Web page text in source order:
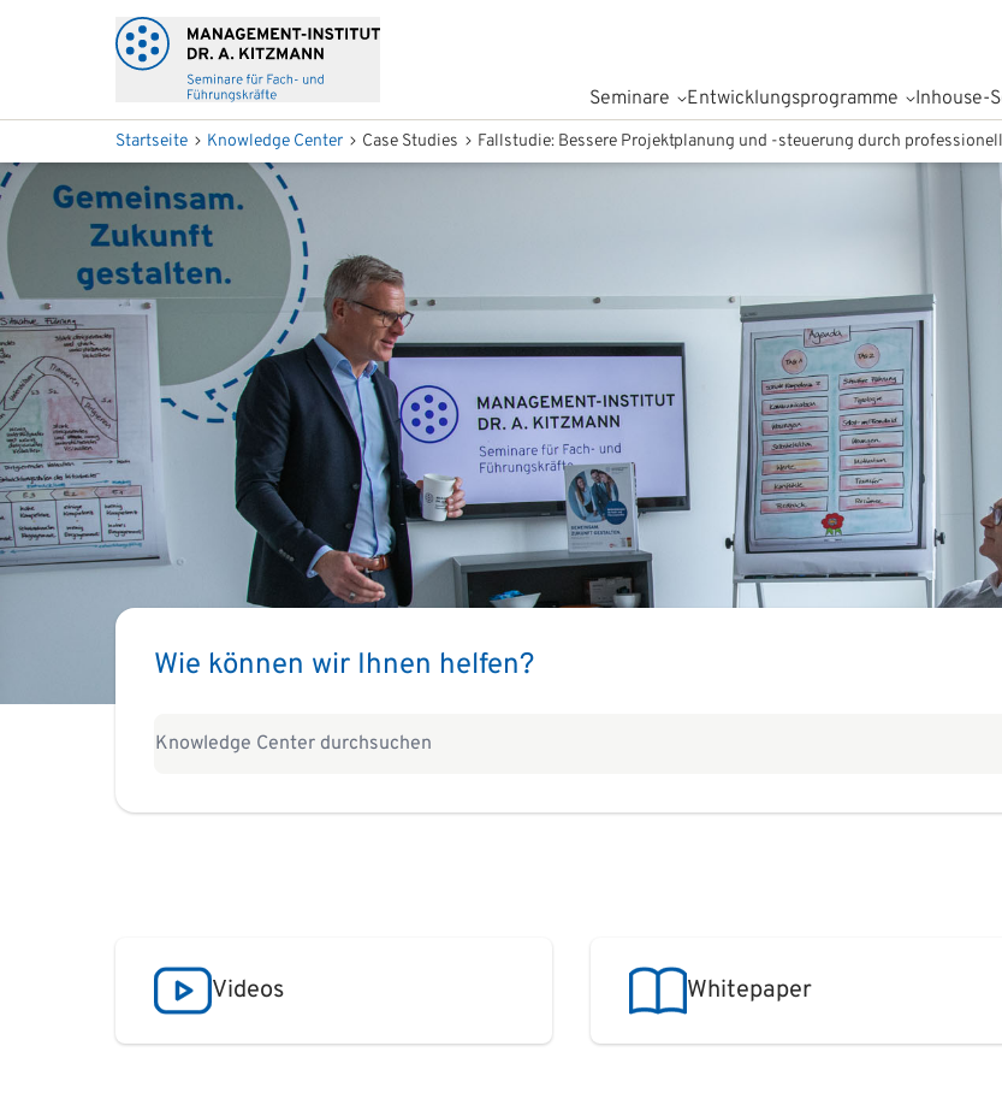
Seminare Entwicklungsprogramme Inhouse-
Startseite Knowledge Center Case Studies Fallstudie: Bessere Projektplanung und -steuerung durch
Wie können wir Ihnen helfen?
Videos Whitepaper